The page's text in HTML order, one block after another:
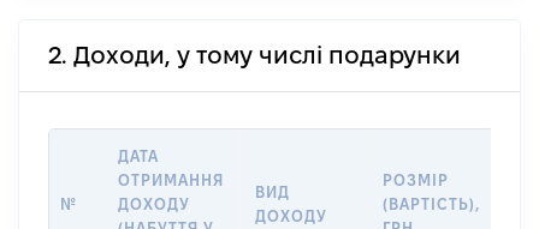
2. Доходи, у тому числі подарунки
№
ДАТА
ОТРИМАННЯ
ДОХОДУ
ВИД
ДОХОДУ
РОЗМІР
(ВАРТІСТЬ),